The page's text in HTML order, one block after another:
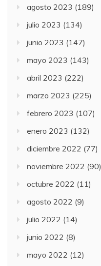
agosto 2023 (189)
julio 2023 (134)
junio 2023 (147)
mayo 2023 (143)
abril 2023 (222)
marzo 2023 (225)
febrero 2023 (107)
enero 2023 (132)
diciembre 2022 (77)
noviembre 2022 (90)
octubre 2022 (11)
agosto 2022 (9)
julio 2022 (14)
junio 2022 (8)
mayo 2022 (12)